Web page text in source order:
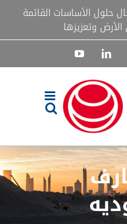
حلول الأساسات القائمة
وتعزيزها
LinkedIn
YouTube